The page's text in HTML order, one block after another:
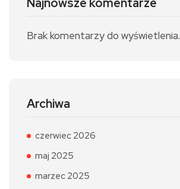
Brak komentarzy do wyświetlenia.
Archiwa
czerwiec 2026
maj 2025
marzec 2025